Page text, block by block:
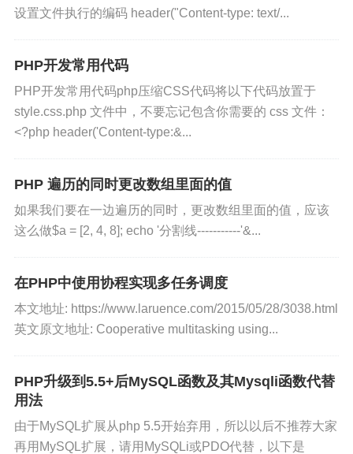
设置文件执行的编码 header("Content-type: text/...
PHP开发常用代码
PHP开发常用代码php压缩CSS代码将以下代码放置于
style.css.php 文件中，不要忘记包含你需要的 css 文件：
<?php header('Content-type:&...
PHP 遍历的同时更改数组里面的值
如果我们要在一边遍历的同时，更改数组里面的值，应该
这么做$a = [2, 4, 8]; echo '分割线-----------'&...
在PHP中使用协程实现多任务调度
本文地址: https://www.laruence.com/2015/05/28/3038.html
英文原文地址: Cooperative multitasking using...
PHP升级到5.5+后MySQL函数及其Mysqli函数代替
用法
由于MySQL扩展从php 5.5开始弃用，所以以后不推荐大家
再用MySQL扩展，请用MySQLi或PDO代替，以下是